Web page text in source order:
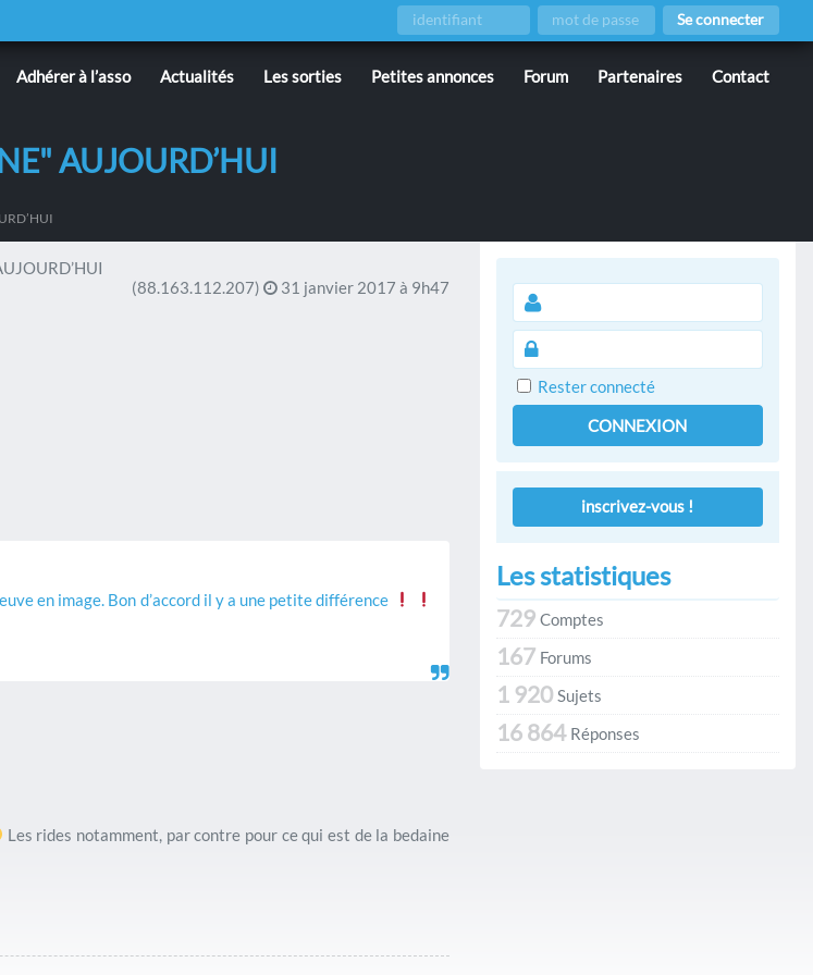
Se connecter
Adhérer à l’asso Actualités Les sorties Petites annonces Forum Partenaires Contact
AUJOURD’HUI
(88.163.112.207)
31 janvier 2017 à 9h47
en image. Bon d’accord il y a une petite différence
Les rides notamment, par contre pour ce qui est de la bedaine
Rester connecté
CONNEXION
inscrivez-vous !
Les statistiques
729 Comptes
167 Forums
1 920 Sujets
16 864 Réponses